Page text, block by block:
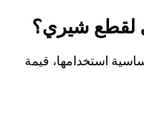
لقطع شيري؟
استخدامها، قيمة